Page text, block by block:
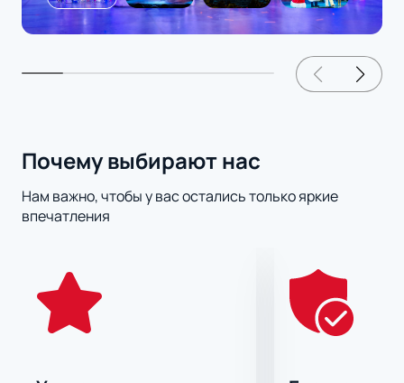
Почему выбирают нас
Нам важно, чтобы у вас остались только яркие
впечатления